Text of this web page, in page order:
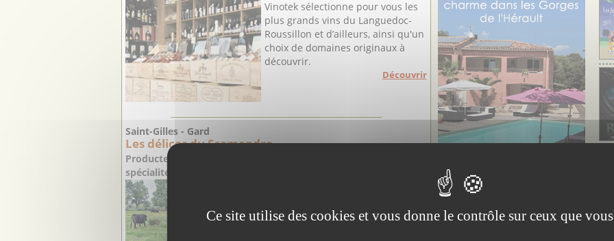
Vinotek sélectionne pour vous les
plus grands vins du Languedoc-
Roussillon et d’ailleurs, ainsi qu'un
choix de domaines originaux à
découvrir.
Découvrir
Saint-Gilles - Gard
Les délices du Scamandre
Producteur de viande de Taureau AOP Camargue BIO et
spécialités régionales
gardoise (entre les Communes de
le
Ce site utilise des cookies et vous donne le contrôle sur ceux que